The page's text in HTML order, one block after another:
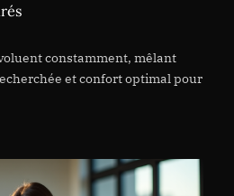
constamment, mêlant
et confort optimal pour